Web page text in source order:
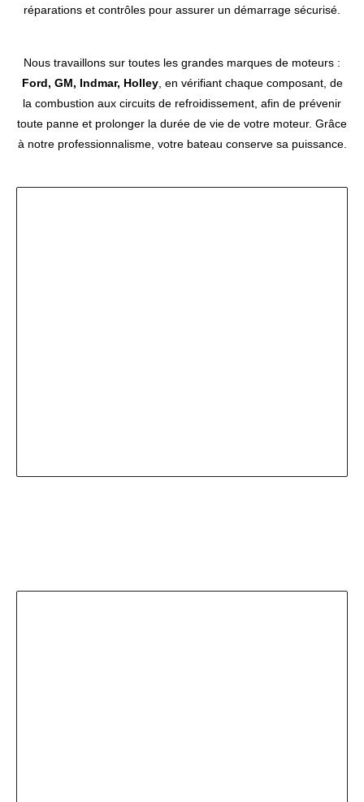
réparations et contrôles pour assurer un démarrage sécurisé.
Nous travaillons sur toutes les grandes marques de moteurs :
Ford, GM, Indmar, Holley, en vérifiant chaque composant, de
la combustion aux circuits de refroidissement, afin de prévenir
toute panne et prolonger la durée de vie de votre moteur. Grâce
à notre professionnalisme, votre bateau conserve sa puissance.